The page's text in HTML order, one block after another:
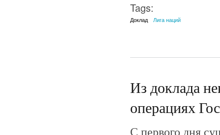
Tags:
Доклад Лига наций
Из доклада
операциях
С первого дня